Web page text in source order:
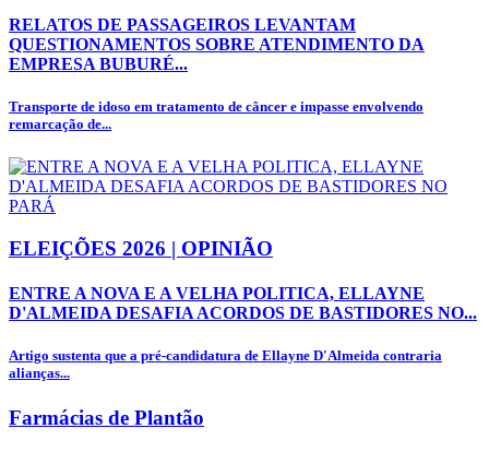
RELATOS DE PASSAGEIROS LEVANTAM
QUESTIONAMENTOS SOBRE ATENDIMENTO DA
EMPRESA BUBURÉ...
Transporte de idoso em tratamento de câncer e impasse envolvendo
remarcação de...
ELEIÇÕES 2026 | OPINIÃO
ENTRE A NOVA E A VELHA POLITICA, ELLAYNE
D'ALMEIDA DESAFIA ACORDOS DE BASTIDORES NO...
Artigo sustenta que a pré-candidatura de Ellayne D'Almeida contraria
alianças...
Farmácias de Plantão